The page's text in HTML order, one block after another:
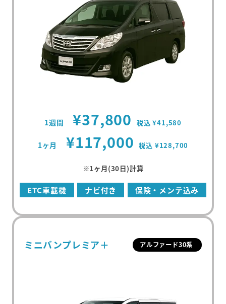
1週間 ¥37,800 税込 ¥41,580
1ヶ月 ¥117,000 税込 ¥128,700
※1ヶ月(30日)計算
ETC車載機 ナビ付き 保険・メンテ込み
ミニバンプレミア＋ アルファード30系